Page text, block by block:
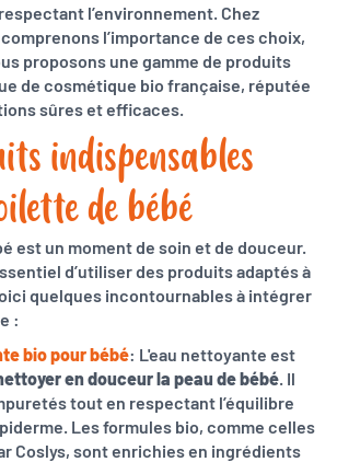
l’environnement. Chez
l’importance de ces choix,
proposons une gamme de produits
de cosmétique bio française, réputée
sûres et efficaces.
indispensables
de bébé
est un moment de soin et de douceur.
d’utiliser des produits adaptés à
quelques incontournables à intégrer
:
bio pour bébé: L'eau nettoyante est
en douceur la peau de bébé . Il
tout en respectant l’équilibre
Les formules bio, comme celles
Coslys, sont enrichies en ingrédients